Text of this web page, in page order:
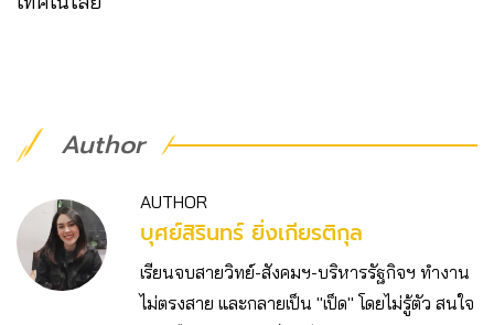
Author
AUTHOR
บุศย์สิรินทร์ ยิ่งเกียรติกุล
เรียนจบสายวิทย์-สังคมฯ-บริหารรัฐกิจฯ ทำงาน
ไม่ตรงสาย และกลายเป็น "เป็ด" โดยไม่รู้ตัว สนใจ